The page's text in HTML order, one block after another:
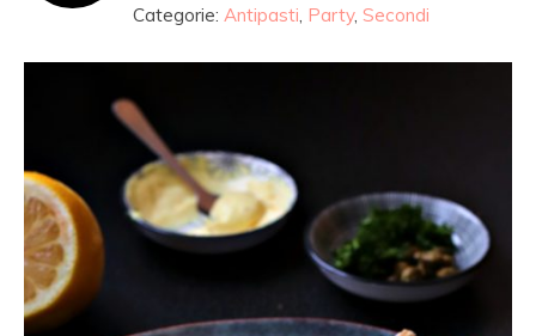
Categorie: Antipasti, Party, Secondi